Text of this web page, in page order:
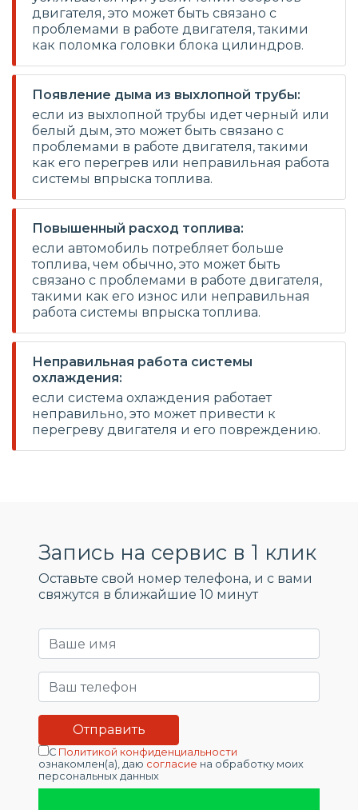
двигателя, это может быть связано с
проблемами в работе двигателя, такими
как поломка головки блока цилиндров.
Появление дыма из выхлопной трубы:
если из выхлопной трубы идет черный или
белый дым, это может быть связано с
проблемами в работе двигателя, такими
как его перегрев или неправильная работа
системы впрыска топлива.
Повышенный расход топлива:
если автомобиль потребляет больше
топлива, чем обычно, это может быть
связано с проблемами в работе двигателя,
такими как его износ или неправильная
работа системы впрыска топлива.
Неправильная работа системы
охлаждения:
если система охлаждения работает
неправильно, это может привести к
перегреву двигателя и его повреждению.
Запись на сервис в 1 клик
Оставьте свой номер телефона, и c вами
свяжутся в ближайшие 10 минут
С Политикой конфиденциальности
ознакомлен(а), даю согласие на обработку моих
персональных данных